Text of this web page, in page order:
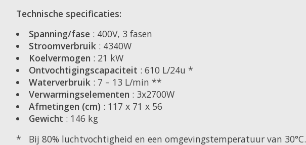
Technische specificaties:
Spanning/fase : 400V, 3 fasen
Stroomverbruik: 4340W
Koelvermogen : 21 kW
Ontvochtigingscapaciteit : 610 L/24u *
Waterverbruik: 7 – 13 L/min **
Verwarmingselementen : 3x2700W
Afmetingen (cm) : 117 x 71 x 56
Gewicht : 146 kg
* Bij 80% luchtvochtigheid en een omgevingstemperatuur van 30°C.